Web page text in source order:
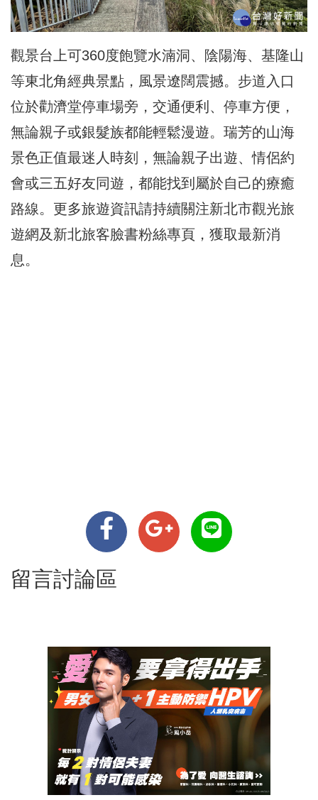
觀景台上可360度飽覽水湳洞、陰陽海、基隆山
等東北角經典景點，風景遼闊震撼。步道入口
位於勸濟堂停車場旁，交通便利、停車方便，
無論親子或銀髮族都能輕鬆漫遊。瑞芳的山海
景色正值最迷人時刻，無論親子出遊、情侶約
會或三五好友同遊，都能找到屬於自己的療癒
路線。更多旅遊資訊請持續關注新北市觀光旅
遊網及新北旅客臉書粉絲專頁，獲取最新消
息。
留言討論區